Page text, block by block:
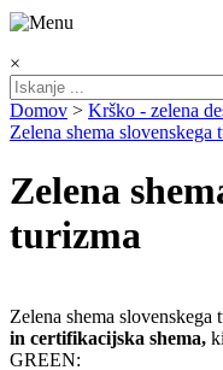
×
Domov > Krško - zelena
Zelena shema slovenskega
Zelena
turizma
Zelena shema
in certifikacijska shema,
GREEN: